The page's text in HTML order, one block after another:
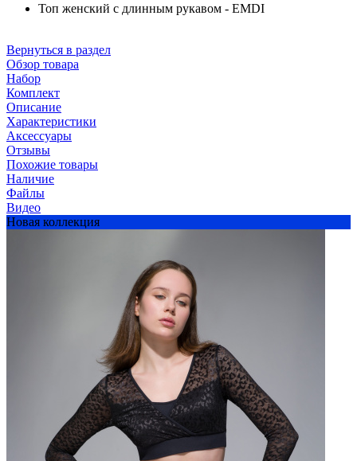
Топ женский с длинным рукавом - EMDI
Вернуться в раздел
Обзор товара
Набор
Комплект
Описание
Характеристики
Аксессуары
Отзывы
Похожие товары
Наличие
Файлы
Видео
Новая коллекция